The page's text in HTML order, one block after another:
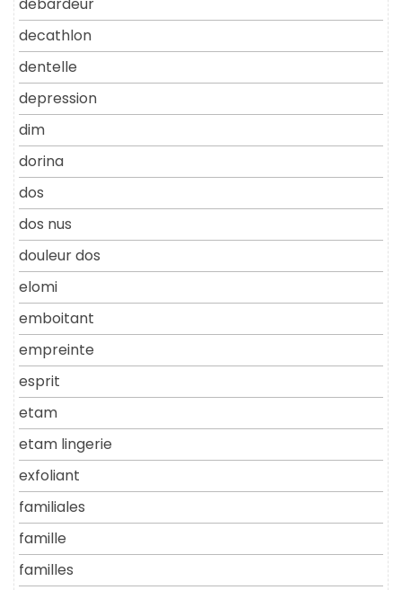
debardeur
decathlon
dentelle
depression
dim
dorina
dos
dos nus
douleur dos
elomi
emboitant
empreinte
esprit
etam
etam lingerie
exfoliant
familiales
famille
familles